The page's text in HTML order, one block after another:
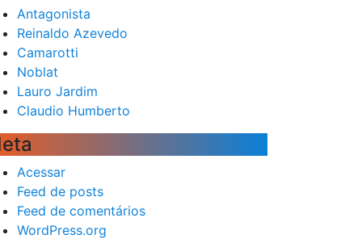
Antagonista
Reinaldo Azevedo
Camarotti
Noblat
Lauro Jardim
Claudio Humberto
Acessar
Feed de posts
Feed de comentários
WordPress.org